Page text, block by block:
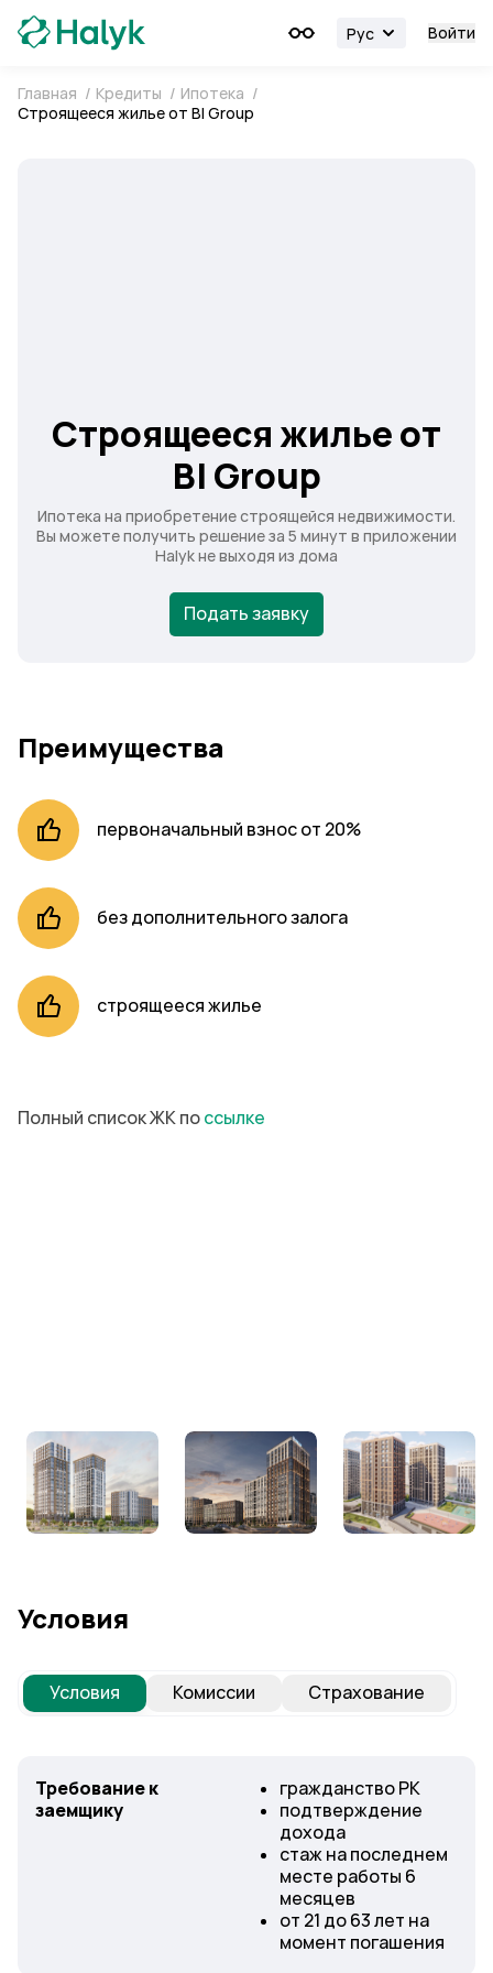
Рус Войти
Главная / Кредиты / Ипотека /
Строящееся жилье от BI Group
Строящееся жилье от
BI Group
Ипотека на приобретение строящейся недвижимости.
Вы можете получить решение за 5 минут в приложении
Halyk не выходя из дома
Подать заявку
Преимущества
первоначальный взнос от 20%
без дополнительного залога
строящееся жилье
Полный список ЖК поссылке
Условия
Условия Комиссии Страхование
Требование к
заемщику
гражданство РК
подтверждение
дохода
стаж на последнем
месте работы 6
месяцев
от 21 до 63 лет на
момент погашения